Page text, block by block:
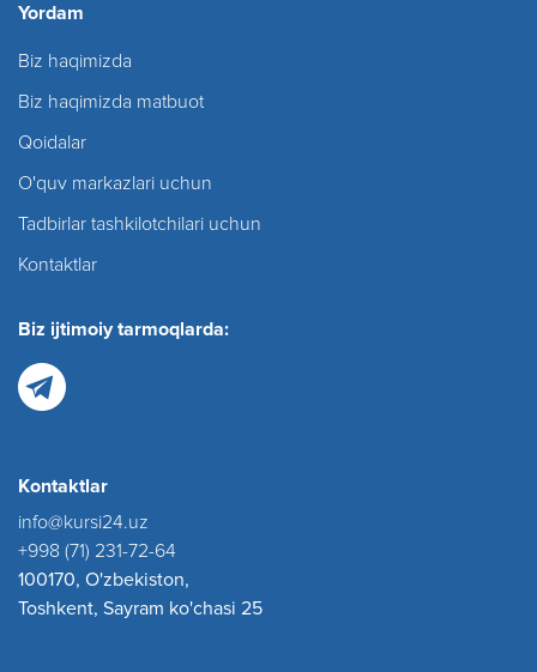
Yordam
Biz haqimizda
Biz haqimizda matbuot
Qoidalar
O'quv markazlari uchun
Tadbirlar tashkilotchilari uchun
Kontaktlar
Biz ijtimoiy tarmoqlarda:
Kontaktlar
info@kursi24.uz
+998 (71) 231-72-64
100170, O'zbekiston,
Toshkent, Sayram ko'chasi 25